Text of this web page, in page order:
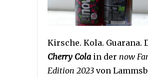
Kirsche. Kola. Guarana.
Cherry Cola in der now
Edition 2023 von